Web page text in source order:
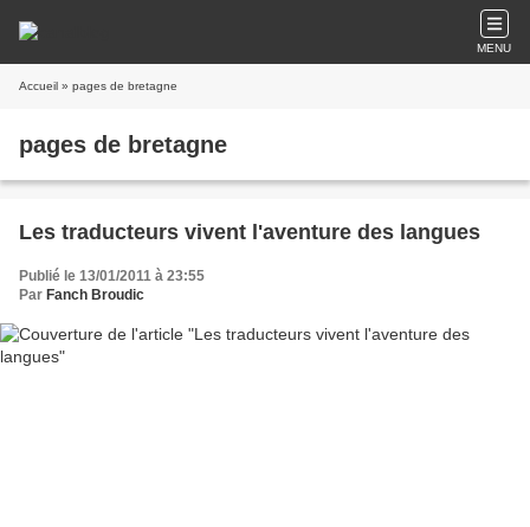
MENU
Accueil » pages de bretagne
pages de bretagne
Les traducteurs vivent l'aventure des langues
Publié le 13/01/2011 à 23:55
Par Fanch Broudic